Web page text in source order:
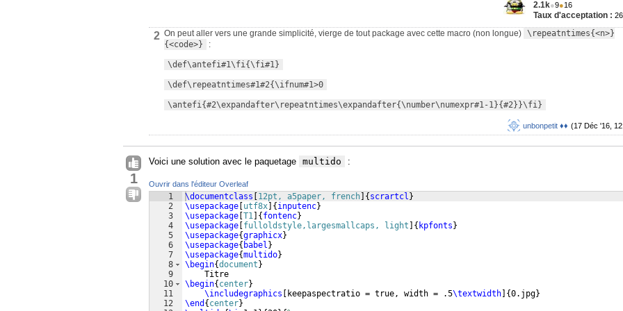
2.1k●9●16
Taux d'acceptation :
2 On peut aller vers une grande simplicité, vierge de tout package avec cette macro (non longue) \repeatntimes{<n>}
{<code>}
:
\def\antefi#1\fi{\fi#1}
\def\repeatntimes#1#2{\ifnum#1>0
\antefi{#2\expandafter\repeatntimes\expandafter{\number\numexpr#1-1}{#2}}\fi}
(17 Déc '16,
unbonpetit ♦♦
1
Voici une solution avec le paquetage multido :
Ouvrir dans l'éditeur Overleaf
1
2
3
4
5
6
7
8
9
10
11
12
\documentclass 12pt, a5paper, french { scrartcl }
\usepackage utf8x { inputenc}
\usepackage T1 { fontenc}
\usepackage fulloldstyle,largesmallcaps, light { kpfonts }
\usepackage{graphicx}
\usepackage{ babel }
\usepackage{multido}
\begin{document }
    Titre
\begin{ center}
\includegraphics
keepaspectratio = true, width = .5\textwidth {0.jpg}
\end { center}